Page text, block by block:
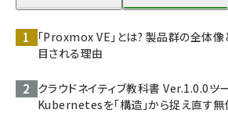
「Proxmox VE」とは? 製品群の全体
目される理由
クラウドネイティブ教科書 Ver.1.0.0――
Kubernetesを「構造」から捉え直す